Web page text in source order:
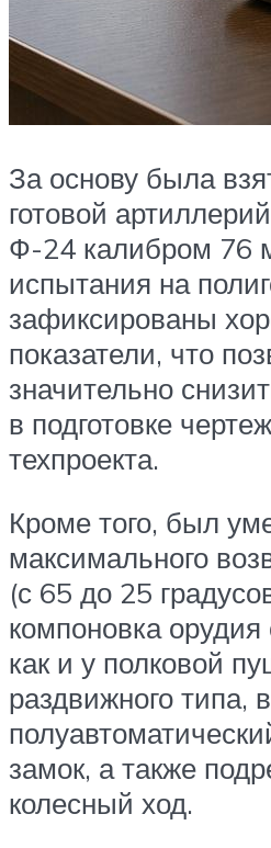
За основу была
готовой
Ф-24 калибром 76
испытания на
зафиксированы
показатели, что
значительно
в подготовке
техпроекта.
Кроме того, был
максимального
(с 65 до 25
компоновка орудия
как и у полковой
раздвижного типа,
замок, а также
колесный ход.